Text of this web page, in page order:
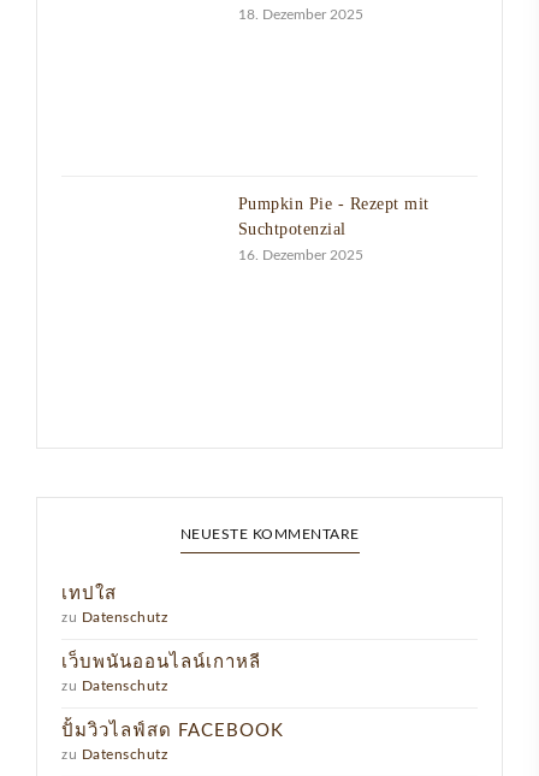
18. Dezember 2025
Pumpkin Pie - Rezept mit
Suchtpotenzial
16. Dezember 2025
NEUESTE KOMMENTARE
เทปใส
zu Datenschutz
เว็บพนันออนไลน์เกาหลี
zu Datenschutz
ปั้มวิวไลฟ์สด FACEBOOK
zu Datenschutz